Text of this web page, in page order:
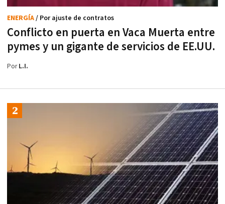
Conflicto en puerta en Vaca Muerta entre
pymes y un gigante de servicios de EE.UU.
ENERGÍA/ Por ajuste de contratos
PorL.I.